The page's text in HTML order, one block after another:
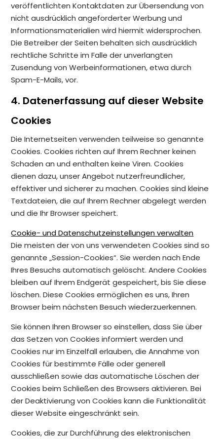
veröffentlichten Kontaktdaten zur Übersendung von
nicht ausdrücklich angeforderter Werbung und
Informationsmaterialien wird hiermit widersprochen.
Die Betreiber der Seiten behalten sich ausdrücklich
rechtliche Schritte im Falle der unverlangten
Zusendung von Werbeinformationen, etwa durch
Spam-E-Mails, vor.
4. Datenerfassung auf dieser Website
Cookies
Die Internetseiten verwenden teilweise so genannte
Cookies. Cookies richten auf Ihrem Rechner keinen
Schaden an und enthalten keine Viren. Cookies
dienen dazu, unser Angebot nutzerfreundlicher,
effektiver und sicherer zu machen. Cookies sind kleine
Textdateien, die auf Ihrem Rechner abgelegt werden
und die Ihr Browser speichert.
Cookie- und Datenschutzeinstellungen verwalten
Die meisten der von uns verwendeten Cookies sind so
genannte „Session-Cookies“. Sie werden nach Ende
Ihres Besuchs automatisch gelöscht. Andere Cookies
bleiben auf Ihrem Endgerät gespeichert, bis Sie diese
löschen. Diese Cookies ermöglichen es uns, Ihren
Browser beim nächsten Besuch wiederzuerkennen.
Sie können Ihren Browser so einstellen, dass Sie über
das Setzen von Cookies informiert werden und
Cookies nur im Einzelfall erlauben, die Annahme von
Cookies für bestimmte Fälle oder generell
ausschließen sowie das automatische Löschen der
Cookies beim Schließen des Browsers aktivieren. Bei
der Deaktivierung von Cookies kann die Funktionalität
dieser Website eingeschränkt sein.
Cookies, die zur Durchführung des elektronischen